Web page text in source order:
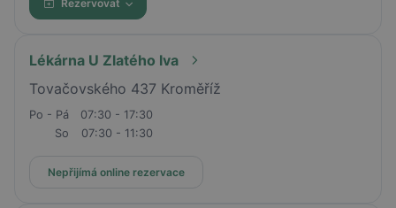
Rezervovat
Lékárna U Zlatého lva
Tovačovského 437 Kroměříž
Po - Pá
07:30 - 17:30
So
07:30 - 11:30
Nepřijímá online rezervace